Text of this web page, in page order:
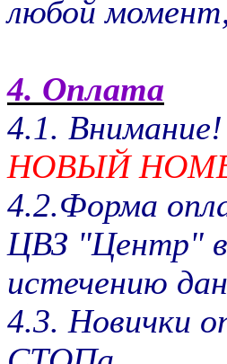
любой
4. Оплата
4.1.
НОВЫЙ
4.2.Форма
ЦВЗ "Центр" в
истечению
4.3. Новички